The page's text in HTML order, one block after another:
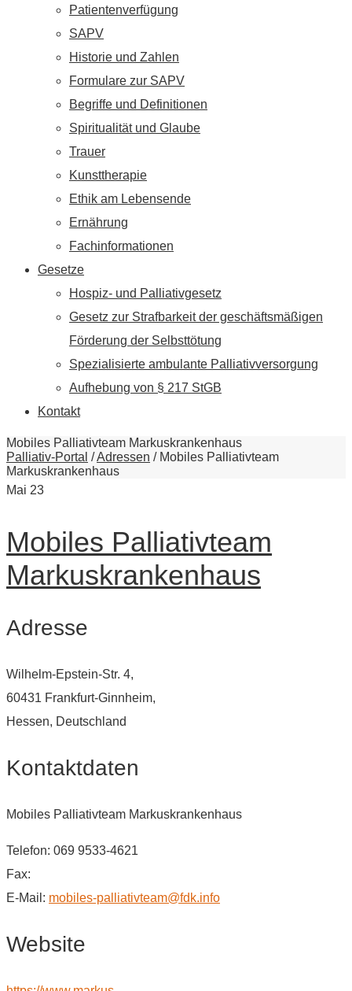
Patientenverfügung
SAPV
Historie und Zahlen
Formulare zur SAPV
Begriffe und Definitionen
Spiritualität und Glaube
Trauer
Kunsttherapie
Ethik am Lebensende
Ernährung
Fachinformationen
Gesetze
Hospiz- und Palliativgesetz
Gesetz zur Strafbarkeit der geschäftsmäßigen
Förderung der Selbsttötung
Spezialisierte ambulante Palliativversorgung
Aufhebung von § 217 StGB
Kontakt
Mobiles Palliativteam Markuskrankenhaus
Palliativ-Portal /Adressen / Mobiles Palliativteam
Markuskrankenhaus
Mai 23
Mobiles Palliativteam
Markuskrankenhaus
Adresse
Wilhelm-Epstein-Str. 4,
60431 Frankfurt-Ginnheim,
Hessen, Deutschland
Kontaktdaten
Mobiles Palliativteam Markuskrankenhaus
Telefon: 069 9533-4621
Fax:
E-Mail: mobiles-palliativteam@fdk.info
Website